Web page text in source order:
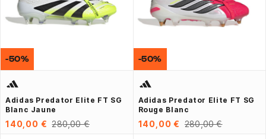
Adidas Predator Elite FT SG
Blanc Jaune
140,00 € 280,00 €
-50%
Adidas Predator Elite FT SG
Rouge Blanc
140,00 € 280,00 €
-50%